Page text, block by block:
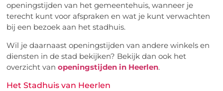
openingstijden van het gemeentehuis, wanneer je
terecht kunt voor afspraken en wat je kunt verwachten
bij een bezoek aan het stadhuis.
Wil je daarnaast openingstijden van andere winkels en
diensten in de stad bekijken? Bekijk dan ook het
overzicht vanopeningstijden in Heerlen.
Het Stadhuis van Heerlen